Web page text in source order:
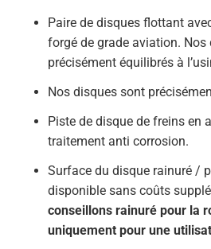
Paire de disques flottant
forgé de grade aviation. Nos
précisément équilibrés à
Nos disques sont
Piste de disque de freins en
traitement anti corrosion.
Surface du disque rainuré /
disponible sans coûts
conseillons rainuré pour la
uniquement pour une